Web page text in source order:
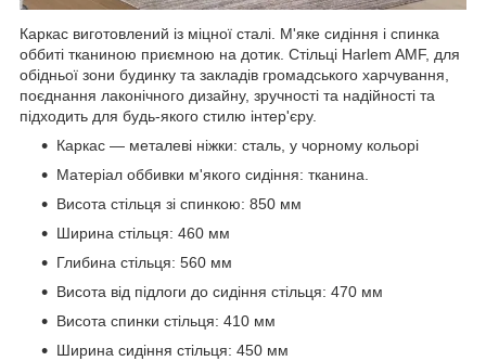
Каркас виготовлений із міцної сталі. М'яке сидіння і спинка
оббиті тканиною приємною на дотик. Стільці Harlem AMF, для
обідньої зони будинку та закладів громадського харчування,
поєднання лаконічного дизайну, зручності та надійності та
підходить для будь-якого стилю інтер'єру.
Каркас — металеві ніжки: сталь, у чорному кольорі
Матеріал оббивки м'якого сидіння: тканина.
Висота стільця зі спинкою: 850 мм
Ширина стільця: 460 мм
Глибина стільця: 560 мм
Висота від підлоги до сидіння стільця: 470 мм
Висота спинки стільця: 410 мм
Ширина сидіння стільця: 450 мм